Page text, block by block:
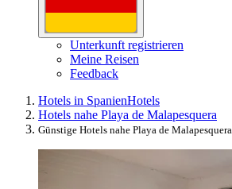
Unterkunft registrieren
Meine Reisen
Feedback
Hotels in SpanienHotels
Hotels nahe Playa de Malapesquera
Günstige Hotels nahe Playa de Malapesquera